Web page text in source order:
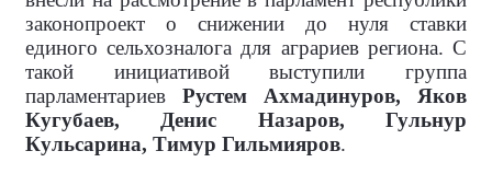
законопроект о снижении до нуля ставки
единого сельхозналога для аграриев региона. С
такой инициативой выступили группа
парламентариев Рустем Ахмадинуров, Яков
Кугубаев, Денис Назаров, Гульнур
Кульсарина, Тимур Гильмияров.